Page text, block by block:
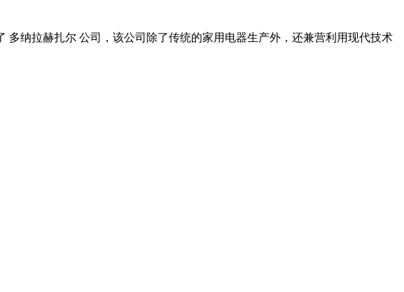
纳拉赫扎尔 公司，该公司除了传统的家用电器生产外，还兼营利用现代技术